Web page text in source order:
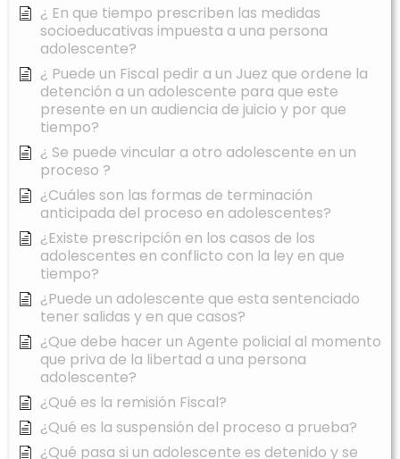
¿ En que tiempo prescriben las medidas
socioeducativas impuesta a una persona
adolescente?
¿ Puede un Fiscal pedir a un Juez que ordene la
detención a un adolescente para que este
presente en un audiencia de juicio y por que
tiempo?
¿ Se puede vincular a otro adolescente en un
proceso ?
¿Cuáles son las formas de terminación
anticipada del proceso en adolescentes?
¿Existe prescripción en los casos de los
adolescentes en conflicto con la ley en que
tiempo?
¿Puede un adolescente que esta sentenciado
tener salidas y en que casos?
¿Que debe hacer un Agente policial al momento
que priva de la libertad a una persona
adolescente?
¿Qué es la remisión Fiscal?
¿Qué es la suspensión del proceso a prueba?
¿Qué pasa si un adolescente es detenido y se